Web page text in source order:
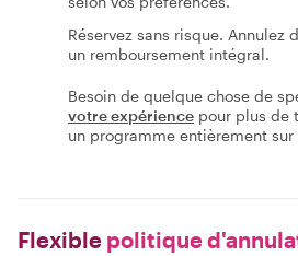
Réservez sans risque. Annulez
un remboursement intégral.
Besoin de quelque chose de
votre expérience pour plus de
un programme entièrement sur
Flexible politique